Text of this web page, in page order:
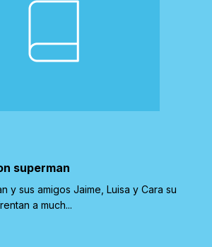
superman
y sus amigos Jaime, Luisa y Cara su
a much...